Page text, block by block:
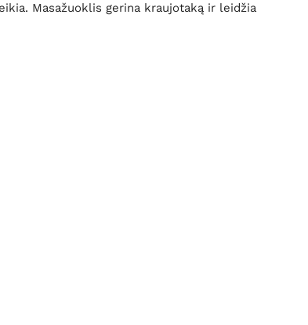
Masažuoklis gerina kraujotaką ir leidžia